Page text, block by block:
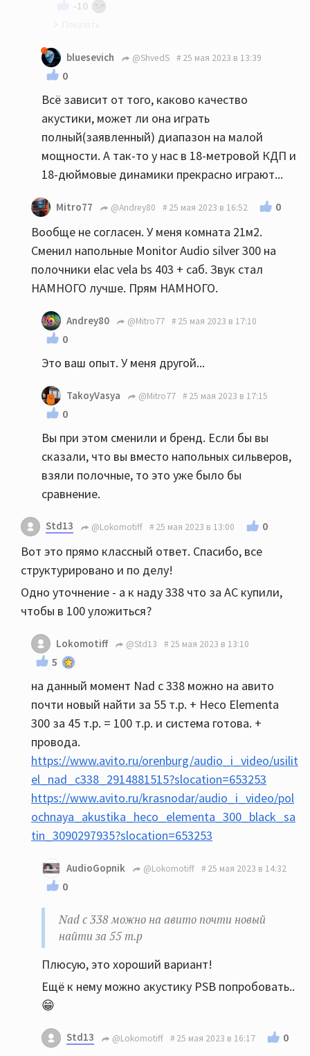
-10
Так и я Вам ни в коем случае не претензию :)
bluesevich @ShvedS 25 мая 2023 в 13:39
0
Всё зависит от того, каково качество
акустики, может ли она играть
полный(заявленный) диапазон на малой
мощности. А так-то у нас в 18-метровой КДП и
18-дюймовые динамики прекрасно играют...
Mitro77 @Andrey80 25 мая 2023 в 16:52 0
Вообще не согласен. У меня комната 21м2.
Сменил напольные Monitor Audio silver 300 на
полочники elac vela bs 403 + саб. Звук стал
НАМНОГО лучше. Прям НАМНОГО.
Andrey80 @Mitro77 25 мая 2023 в 17:10
0
Это ваш опыт. У меня другой...
TakoyVasya @Mitro77 25 мая 2023 в 17:15
0
Вы при этом сменили и бренд. Если бы вы
сказали, что вы вместо напольных сильверов,
взяли полочные, то это уже было бы
сравнение.
Std13 @Lokomotiff 25 мая 2023 в 13:00 0
Вот это прямо классный ответ. Спасибо, все
структурировано и по делу!
Одно уточнение - а к наду 338 что за АС купили,
чтобы в 100 уложиться?
Lokomotiff @Std13 25 мая 2023 в 13:10
5
на данный момент Nad c 338 можно на авито
почти новый найти за 55 т.р. + Heco Elementa
300 за 45 т.р. = 100 т.р. и система готова. +
провода.
https://www.avito.ru/orenburg/audio_i_video/usilit
el_nad_c338_2914881515?slocation=653253
https://www.avito.ru/krasnodar/audio_i_video/pol
ochnaya_akustika_heco_elementa_300_black_sa
tin_3090297935?slocation=653253
AudioGopnik @Lokomotiff 25 мая 2023 в 14:32
0
Nad c 338 можно на авито почти новый
найти за 55 т.р
Плюсую, это хороший вариант!
Ещё к нему можно акустику PSB попробовать..
😁
Std13 @Lokomotiff 25 мая 2023 в 16:17 0